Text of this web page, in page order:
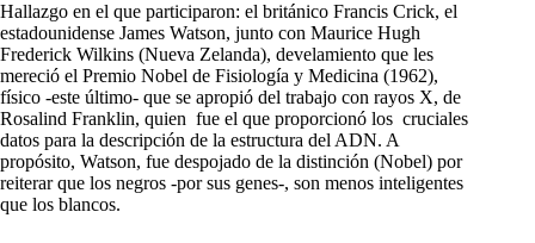
Hallazgo en el que participaron: el británico Francis Crick, el
estadounidense James Watson, junto con Maurice Hugh
Frederick Wilkins (Nueva Zelanda), develamiento que les
mereció el Premio Nobel de Fisiología y Medicina (1962),
físico -este último- que se apropió del trabajo con rayos X, de
Rosalind Franklin, quien fue el que proporcionó los cruciales
datos para la descripción de la estructura del ADN. A
propósito, Watson, fue despojado de la distinción (Nobel) por
reiterar que los negros -por sus genes-, son menos inteligentes
que los blancos.